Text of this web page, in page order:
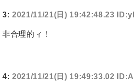
3: 2021/11/21(日) 19:42:48.23
非合理的ィ！
4: 2021/11/21(日) 19:49:33.02